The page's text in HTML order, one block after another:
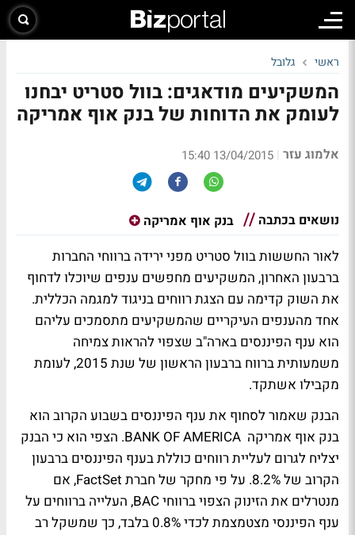
ראשי גלובל
המשקיעים מודאגים: בוול סטריט יבחנו
לעומק את הדוחות של בנק אוף אמריקה
אלמוג עזר |
13/04/2015 15:40
נושאים בכתבה בנק אוף אמריקה
לאור החששות בוול סטריט מפני ירידה ברווחי החברות
ברבעון האחרון, המשקיעים מחפשים ענפים שיוכלו לדחוף
את השוק קדימה עם הצגת רווחים בניגוד למגמה הכללית.
אחד מהענפים העיקריים שהמשקיעים מתסמכים עליהם
הוא ענף הפיננסים בארה"ב שצפוי להראות צמיחה
משמעותית ברווח ברבעון הראשון של שנת 2015, לעומת
מקבילו אשתקד.
הבנק שאמור לסחוף את ענף הפיננסים בשבוע הקרוב הוא
בנק אוף אמריקה BANK OF AMERICA. הצפי הוא כי הבנק
יצליח לגרום לעליית רווחים כוללת בענף הפיננסים ברבעון
הקרוב של 8.2%. על פי מחקר של חברת FactSet, אם
מנטרלים את הזינוק הצפוי ברווחי BAC, העלייה ברווחים על
ענף הפיננסי מצטמצמת לכדי 0.8% בלבד, כך שמשקל רב